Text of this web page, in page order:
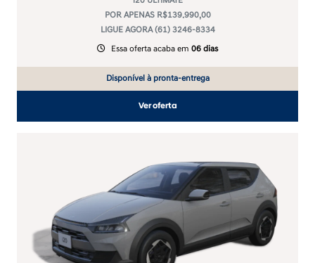
POR APENAS R$139.990,00
LIGUE AGORA (61) 3246-8334
Essa oferta acaba em 06 dias
Disponível à pronta-entrega
Ver oferta